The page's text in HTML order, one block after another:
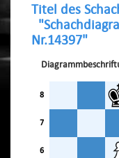
Titel des
Nr.14397"
8
7
6